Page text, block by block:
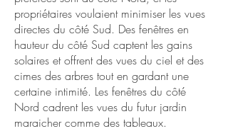
propriétaires voulaient minimiser les vues
directes du côté Sud. Des fenêtres en
hauteur du côté Sud captent les gains
solaires et offrent des vues du ciel et des
cimes des arbres tout en gardant une
certaine intimité. Les fenêtres du côté
Nord cadrent les vues du futur jardin
maraicher comme des tableaux.